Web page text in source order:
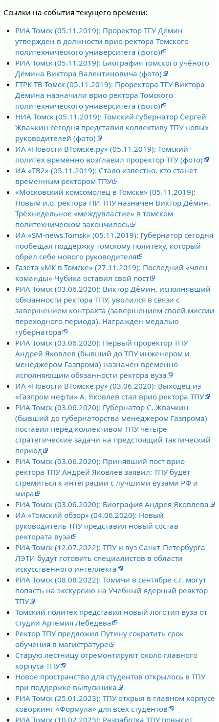
Ссылки на события текущего времени:
РИА Томск (05.11.2019): Проректор ТГУ Дёмин
утверждён в должности врио ректора Томского
политехнического университета (фото)
РИА Томск (05.11.2019): Биография томского учёного
Дёмина Виктора Валентиновича (фото)
ГТРК ТВ Томск (05.11.2019): Проректора ТГУ Виктора
Дёмина назначили врио ректора Томского
политехнического университета (фото)
НИА Томск (05.11.2019): Томский губернатор Сергей
Жвачкин сегодня представил коллективу ТПУ новых
руководителей (фото)
ИА «Новости ВТомске.ру» (05.11.2019): Томский
политех временно возглавил проректор ТГУ (фото)
ИА «ТВ2» (05.11.2019): Стало известно, кто станет
временным ректором ТПУ
«Московский комсомолец в Томске» (05.11.2019):
Новым и.о. ректора НИ ТПУ назначен Виктор Дёмин.
Трёхнедельное «междувластие» в томском
политехническом закончилось
ИА «SM-news.Tomsk» (05.11.2019): Губернатор сегодня
пообещал поддержку томскому политеху, который
обрёл себе нового руководителя
Газета «МК в Томске» (27.11.2019): Последний «член
команды» Чубика оставил свой пост
РИА Томск (03.06.2020): Виктор Дёмин, исполнявший
обязанности ректора ТПУ, уволился в связи с
завершением контракта (завершением своей миссии
переходного периода). Награждён медалью
губернатора
РИА Томск (03.06.2020): Первый проректор ТПУ
Андрей Яковлев (бывший до ТПУ инженером и
менеджером Газпрома) назначен временно
исполняющим обязанности ректора вуза
ИА «Новости ВТомске.ру» (03.06.2020): Выходец из
«Газпром нефти» А. Яковлев стал врио ректора ТПУ
РИА Томск (03.06.2020): Губернатор С. Жвачкин
(бывший до губернаторства менеджером Газпрома)
поставил перед коллективом ТПУ четыре
стратегические задачи на предстоящий тактический
период
РИА Томск (03.06.2020): Принявший пост врио
ректора ТПУ Андрей Яковлев заявил: ТПУ будет
стремиться к интеграции с лучшими вузами РФ и
мира
РИА Томск (03.06.2020): Биография Андрея Яковлева
ИА «Томский обзор» (04.06.2020): Новый
руководитель ТПУ представил новый состав
ректората вуза
РИА Томск (12.07.2022): ТПУ и вуз Санкт-Петербурга
ЛЭТИ будут готовить специалистов в области
искусственного интеллекта
РИА Томск (08.08.2022): Томичи в сентябре с.г. могут
попасть на экскурсию на Учебный ядерный реактор
ТПУ
Томский политех представил новый логотип вуза от
студии Артемия Лебедева
Ректор ТПУ предложил Путину сократить срок
обучения в магистратуре
Старую лестницу отремонтируют около главного
корпуса ТПУ
Новое пространство для студентов открылось в ТПУ
при поддержке выпускника
РИА Томск (25.01.2023): ТПУ открыл в главном корпусе
коворкинг «Формула» для всех студентов
РИА Томск (10.02.2023): Разработка ТПУ повысит